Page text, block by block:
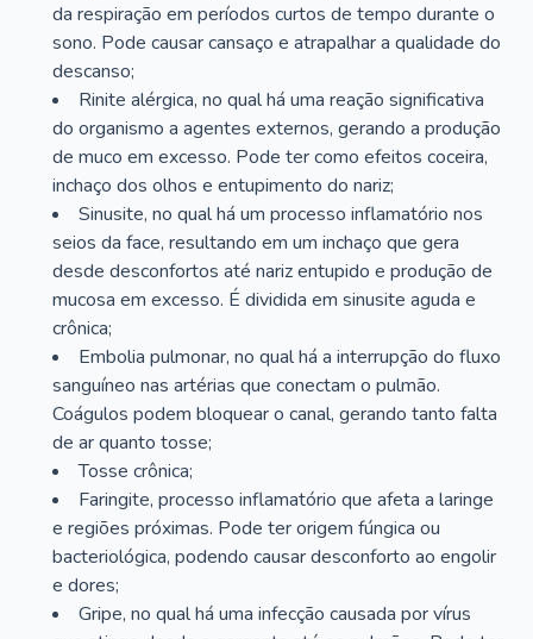
da respiração em períodos curtos de tempo durante o
sono. Pode causar cansaço e atrapalhar a qualidade do
descanso;
Rinite alérgica, no qual há uma reação significativa
do organismo a agentes externos, gerando a produção
de muco em excesso. Pode ter como efeitos coceira,
inchaço dos olhos e entupimento do nariz;
Sinusite, no qual há um processo inflamatório nos
seios da face, resultando em um inchaço que gera
desde desconfortos até nariz entupido e produção de
mucosa em excesso. É dividida em sinusite aguda e
crônica;
Embolia pulmonar, no qual há a interrupção do fluxo
sanguíneo nas artérias que conectam o pulmão.
Coágulos podem bloquear o canal, gerando tanto falta
de ar quanto tosse;
Tosse crônica;
Faringite, processo inflamatório que afeta a laringe
e regiões próximas. Pode ter origem fúngica ou
bacteriológica, podendo causar desconforto ao engolir
e dores;
Gripe, no qual há uma infecção causada por vírus